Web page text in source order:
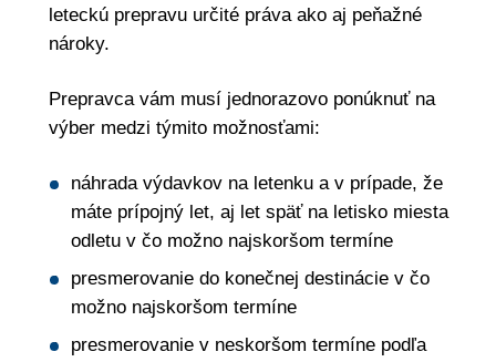
leteckú prepravu určité práva ako aj peňažné
nároky.
Prepravca vám musí jednorazovo ponúknuť na
výber medzi týmito možnosťami:
náhrada výdavkov na letenku a v prípade, že
máte prípojný let, aj let späť na letisko miesta
odletu v čo možno najskoršom termíne
presmerovanie do konečnej destinácie v čo
možno najskoršom termíne
presmerovanie v neskoršom termíne podľa